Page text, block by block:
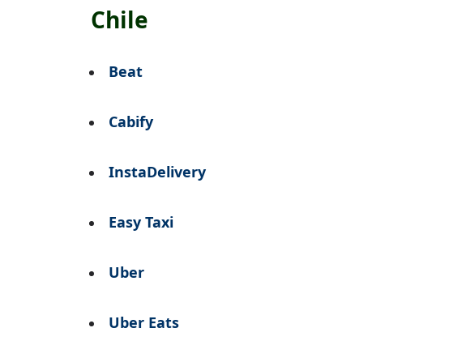
Chile
Beat
Cabify
InstaDelivery
Easy Taxi
Uber
Uber Eats